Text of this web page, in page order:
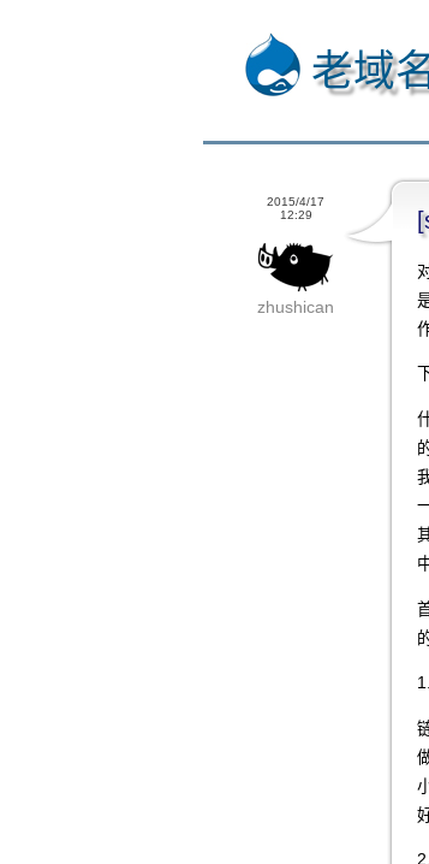
老域
2015/4/17
12:29
zhushican